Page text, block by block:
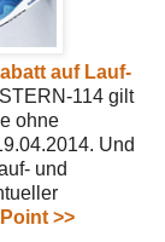
auf Lauf-
114 gilt
ohne
Und
und
>>